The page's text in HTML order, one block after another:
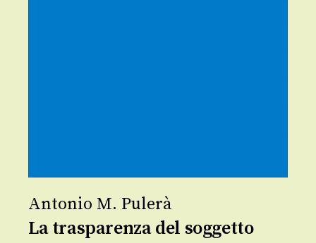
Antonio M. Pulerà
La trasparenza del soggetto